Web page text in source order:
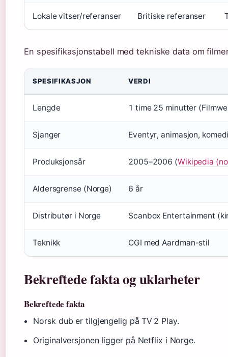
Lokale vitser/referanser Britiske referanser
En spesifikasjonstabell med tekniske data om
SPESIFIKASJON VERDI
Lengde 1 time 25 minutter
Sjanger Eventyr, animasjon,
Produksjonsår 2005–2006 (Wikipedia
Aldersgrense (Norge) 6 år
Distributør i Norge Scanbox Entertainment
Teknikk CGI med Aardman-stil
Bekreftede fakta og uklarheter
Bekreftede fakta
Norsk dub er tilgjengelig på TV 2 Play.
Originalversjonen ligger på Netflix i Norge.